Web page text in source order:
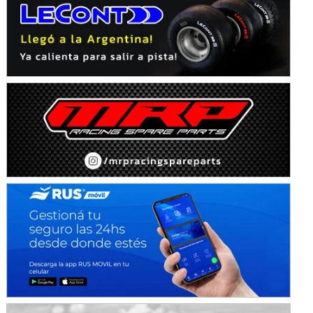
IAME SERIES ARGENTINA 6
Ramiro Tot (Asfalto)
Baradero (Buenos Aires)
KDO - F6
Ciudad de Trenque Lauquen (Asfalto)
Trenque Lauquen (Buenos Aires)
ENTRERRIANO - F6 (POSTERGADA)
Parque de la Velocidad (Asfalto)
Villaguay (Entre Ríos)
VICTORIENSE - F7
El Cerro (Tierra)
Victoria (Entre Ríos)
PATAGONICO - F6
Moto Club Reginense (Tierra)
Gral. E. Godoy (Río Negro)
CSK - F7
Juventud Unida (Tierra)
Humboldt (Santa Fe)